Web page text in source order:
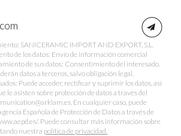
SANICERAMIC IMPORT AND EXPORT, S.L.
de los datos: Envío de información comercial
de sus datos: Consentimiento del interesado.
datos a terceros, salvo obligación legal.
Puede acceder, rectificar y suprimir los datos, así
le asisten sobre protección de datos a través del
En cualquier caso, puede
Española de Protección de Datos a través de
. Puede consultar más información sobre
nuestra política de privacidad.